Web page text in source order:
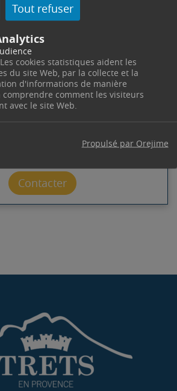
Tout refuser
cookies statistiques aident les
du site Web, par la collecte et la
d'informations de manière
comprendre comment les visiteurs
avec le site Web.
Propulsé par Orejime
MUNICIPALE
23 Route de Pourrières
13530Trets
17h30 (vendredi 16h30) -
Contacter par mail
Contacter